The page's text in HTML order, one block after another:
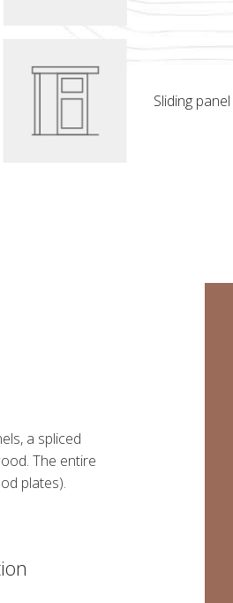
Sliding panel
a spliced
The entire
plates).